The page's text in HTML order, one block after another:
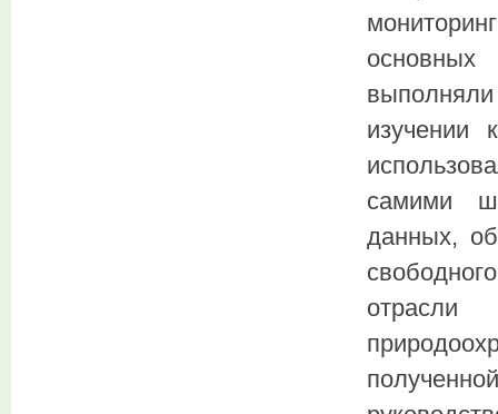
изучении
самими
данных,